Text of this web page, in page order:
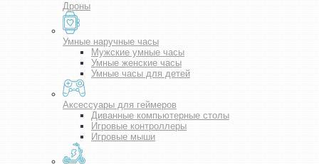
Дроны
Умные наручные часы
Мужские умные часы
Умные женские часы
Умные часы для детей
Аксессуары для геймеров
Диванные компьютерные столы
Игровые контроллеры
Игровые мыши